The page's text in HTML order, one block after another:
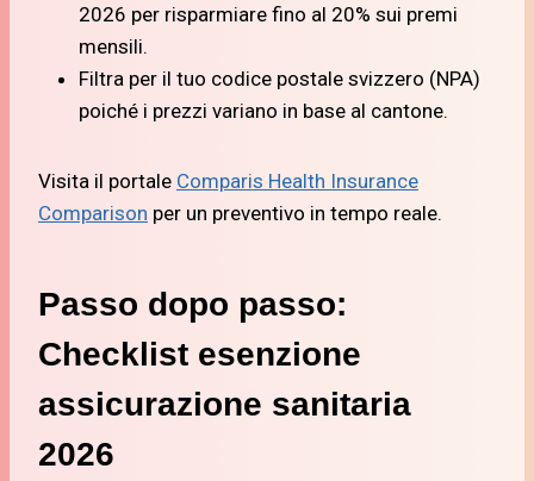
2026 per risparmiare fino al 20% sui premi
mensili.
Filtra per il tuo codice postale svizzero (NPA)
poiché i prezzi variano in base al cantone.
Visita il portale Comparis Health Insurance
Comparison per un preventivo in tempo reale.
Passo dopo passo:
Checklist esenzione
assicurazione sanitaria
2026